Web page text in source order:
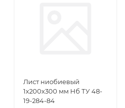
Лист ниобиевый
1х200х300 мм Нб ТУ 48-
19-284-84